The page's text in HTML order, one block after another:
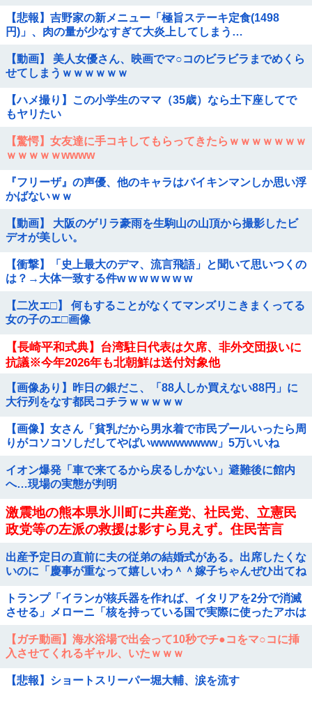
【悲報】吉野家の新メニュー「極旨ステーキ定食(1498
円)」、肉の量が少なすぎて大炎上してしまう…
【動画】 美人女優さん、映画でマ○コのビラビラまでめくら
せてしまうｗｗｗｗｗｗ
【ハメ撮り】この小学生のママ（35歳）なら土下座してで
もヤリたい
【驚愕】女友達に手コキしてもらってきたらｗｗｗｗｗｗｗ
ｗｗｗｗｗwwww
『フリーザ』の声優、他のキャラはバイキンマンしか思い浮
かばないｗｗ
【動画】 大阪のゲリラ豪雨を生駒山の山頂から撮影したビ
デオが美しい。
【衝撃】「史上最大のデマ、流言飛語」と聞いて思いつくの
は？→大体一致する件w w w w w w w
【二次エ□】 何もすることがなくてマンズリこきまくってる
女の子のエ□画像
【長崎平和式典】台湾駐日代表は欠席、非外交団扱いに
抗議※今年2026年も北朝鮮は送付対象他
【画像あり】昨日の銀だこ、「88人しか買えない88円」に
大行列をなす都民コチラｗｗｗｗｗ
【画像】女さん「貧乳だから男水着で市民プールいったら周
りがコソコソしだしてやばいwwwwwwww」5万いいね
イオン爆発「車で来てるから戻るしかない」避難後に館内
へ…現場の実態が判明
激震地の熊本県氷川町に共産党、社民党、立憲民
政党等の左派の救援は影すら見えず。住民苦言
出産予定日の直前に夫の従弟の結婚式がある。出席したくな
いのに「慶事が重なって嬉しいわ＾＾嫁子ちゃんぜひ出てね
トランプ「イランが核兵器を作れば、イタリアを2分で消滅
させる」メローニ「核を持っている国で実際に使ったアホは
【ガチ動画】海水浴場で出会って10秒でチ●コをマ○コに挿
入させてくれるギャル、いたｗｗｗ
【悲報】ショートスリーパー堀大輔、涙を流す